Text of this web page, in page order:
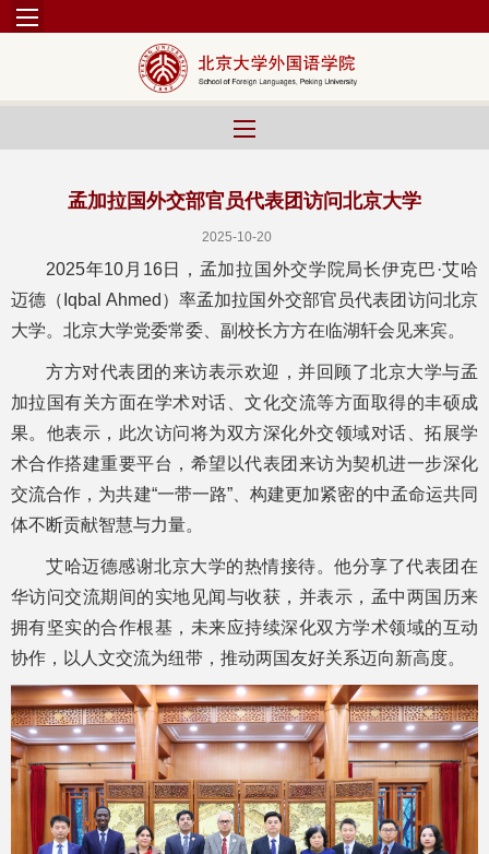
孟加拉国外交部官员代表团访问北京大学
2025-10-20
2025年10月16日，孟加拉国外交学院局长伊克巴·艾哈
迈德（Iqbal Ahmed）率孟加拉国外交部官员代表团访问北京
大学。北京大学党委常委、副校长方方在临湖轩会见来宾。
方方对代表团的来访表示欢迎，并回顾了北京大学与孟
加拉国有关方面在学术对话、文化交流等方面取得的丰硕成
果。他表示，此次访问将为双方深化外交领域对话、拓展学
术合作搭建重要平台，希望以代表团来访为契机进一步深化
交流合作，为共建“一带一路”、构建更加紧密的中孟命运共同
体不断贡献智慧与力量。
艾哈迈德感谢北京大学的热情接待。他分享了代表团在
华访问交流期间的实地见闻与收获，并表示，孟中两国历来
拥有坚实的合作根基，未来应持续深化双方学术领域的互动
协作，以人文交流为纽带，推动两国友好关系迈向新高度。